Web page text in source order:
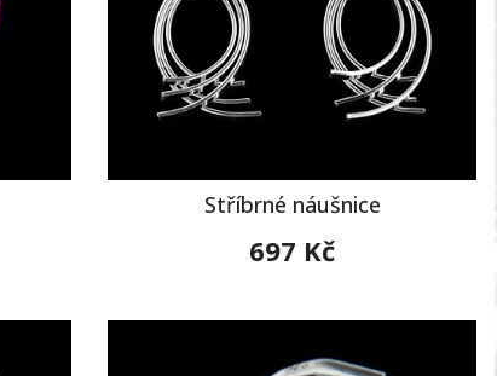
Stříbrné náušnice
697 Kč